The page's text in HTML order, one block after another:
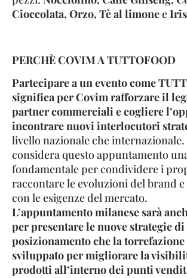
Cioccolata, Orzo, Tè al limonee
PERCHÈ COVIM A TUTTOFOOD
Partecipare a un evento come
significa per Covim rafforzare il
partner commerciali e cogliere
incontrare nuovi interlocutori
livello nazionale che
considera questo appuntamento
fondamentale per condividere i
raccontare le evoluzioni del brand
con le esigenze del mercato.
L’appuntamento milanese sarà
per presentare le nuove strategie di
posizionamento che la torrefazione
sviluppato per migliorare la
prodotti all’interno dei punti